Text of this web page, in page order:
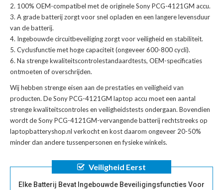
100% OEM-compatibel met deoriginele Sony PCG-4121GM accu.
A grade batterij zorgt voor snel opladen en een langere levensduur
van de batterij.
Ingebouwde circuitbeveiliging zorgt voor veiligheid en stabiliteit.
Cyclusfunctie met hoge capaciteit (ongeveer 600-800 cycli).
Na strenge kwaliteitscontrolestandaardtests, OEM-specificaties
ontmoeten of overschrijden.
Wij hebben strenge eisen aan de prestaties en veiligheid van
producten. DeSony PCG-4121GM laptop accu moet een aantal
strenge kwaliteitscontroles en veiligheidstests ondergaan. Bovendien
wordt deSony PCG-4121GM-vervangende batterijrechtstreeks op
laptopbatteryshop.nl verkocht en kost daarom ongeveer 20-50%
minder dan andere tussenpersonen en fysieke winkels.
Veiligheid Eerst
Elke Batterij Bevat Ingebouwde Beveiligingsfuncties Voor